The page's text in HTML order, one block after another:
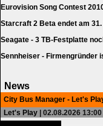
Eurovision Song Contest
Starcraft 2 Beta endet am 31.
Seagate - 3 TB-Festplatte
Sennheiser - Firmengründer
News
City Bus Manager - Let's
Let's Play | 02.08.2026